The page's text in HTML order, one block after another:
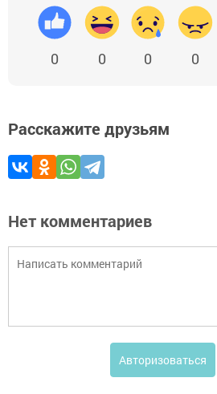
0 0 0 0
Расскажите друзьям
Нет комментариев
Авторизоваться